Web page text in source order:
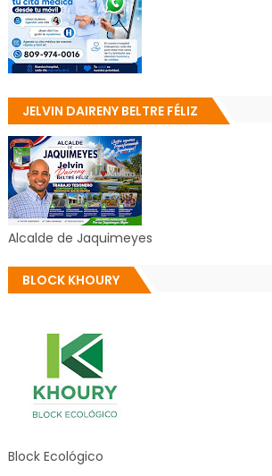
JELVIN DAIRENY BELTRE FÉLIZ
Alcalde de Jaquimeyes
BLOCK KHOURY
Block Ecológico